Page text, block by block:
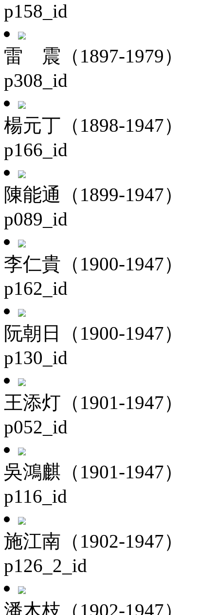
p158_id
雷 震（1897-1979）
p308_id
楊元丁（1898-1947）
p166_id
陳能通（1899-1947）
p089_id
李仁貴（1900-1947）
p162_id
阮朝日（1900-1947）
p130_id
王添灯（1901-1947）
p052_id
吳鴻麒（1901-1947）
p116_id
施江南（1902-1947）
p126_2_id
潘木枝（1902-1947）